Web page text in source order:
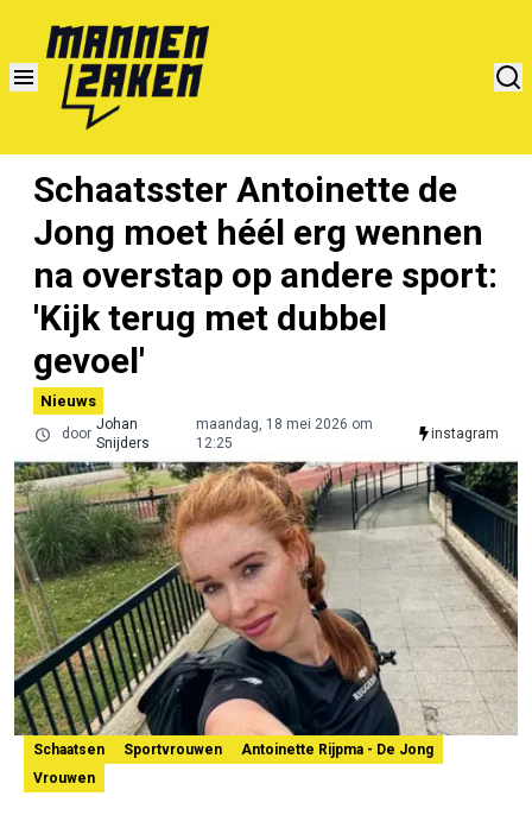
Schaatsster Antoinette de
Jong moet héél erg wennen
na overstap op andere sport:
'Kijk terug met dubbel
gevoel'
Nieuws
door
Johan
Snijders
maandag, 18 mei 2026 om
12:25
instagram
Schaatsen Sportvrouwen
Antoinette Rijpma - De Jong
Vrouwen